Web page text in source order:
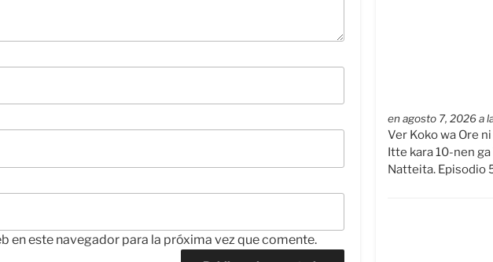
en este navegador para la próxima vez que comente.
en agosto 7, 2026 a
Ver Koko wa Ore
Itte kara 10-nen
Natteita. Episodio